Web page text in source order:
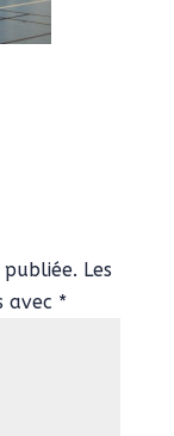
Les
avec *